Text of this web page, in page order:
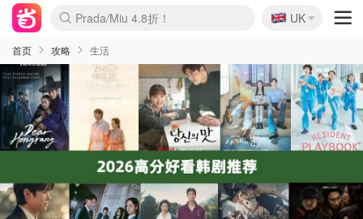
麦卢卡蜂蜜夏促！个位数！
Prada/Miu 4.8折！
啥？必胜客披萨5折！
🇬🇧
UK
首页 攻略 生活